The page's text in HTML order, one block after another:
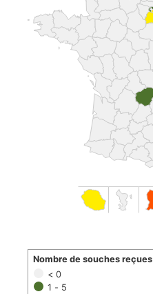
< 0
1 - 5
Nombre de souches reçues